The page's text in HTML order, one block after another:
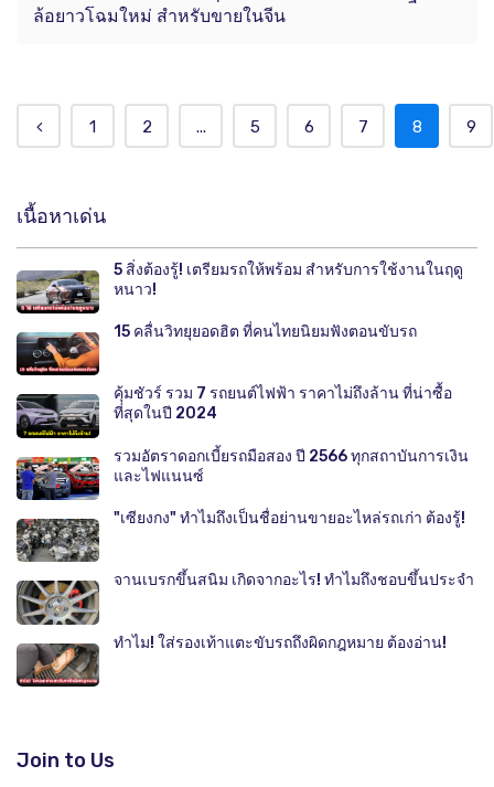
ล้อยาวโฉมใหม่ สำหรับขายในจีน
1 2 ... 5 6 7 8 9
เนื้อหาเด่น
5 สิ่งต้องรู้! เตรียมรถให้พร้อม สำหรับการใช้งานในฤดู
หนาว!
15 คลื่นวิทยุยอดฮิต ที่คนไทยนิยมฟังตอนขับรถ
คุ้มชัวร์ รวม 7 รถยนต์ไฟฟ้า ราคาไม่ถึงล้าน ที่น่าซื้อ
ที่สุดในปี 2024
รวมอัตราดอกเบี้ยรถมือสอง ปี 2566 ทุกสถาบันการเงิน
และไฟแนนซ์
"เซียงกง" ทำไมถึงเป็นชื่อย่านขายอะไหล่รถเก่า ต้องรู้!
จานเบรกขึ้นสนิม เกิดจากอะไร! ทำไมถึงชอบขึ้นประจำ
ทำไม! ใส่รองเท้าแตะขับรถถึงผิดกฎหมาย ต้องอ่าน!
Join to Us